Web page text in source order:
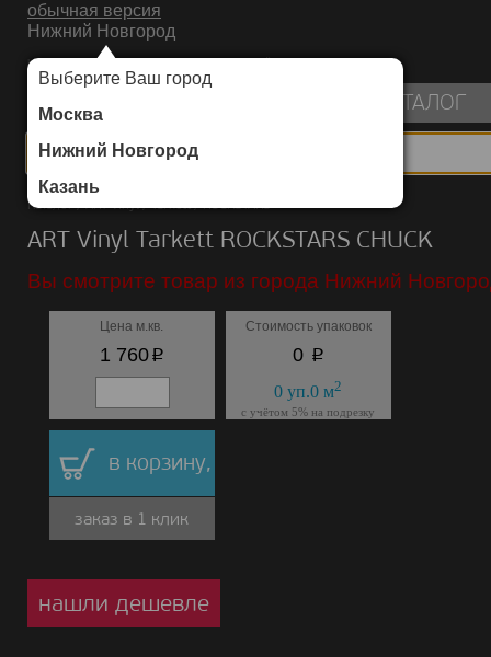
обычная версия
Нижний Новгород
Выберите Ваш город
Москва
Нижний Новгород
Казань
ИНТЕРНЕТ-МАГАЗИН НАПОЛЬНЫХ ПОКРЫТИЙ
КАТАЛОГ
Каталог/ART Vinyl/Tarkett/ROCKSTARS
ART Vinyl Tarkett ROCKSTARS CHUCK
Вы смотрите товар из города Нижний
Цена м.кв.
1 760p
Стоимость упаковок
0 p
0 уп.0 м2
с учётом 5% на подрезку
в корзину,
заказ в 1 клик
нашли дешевле